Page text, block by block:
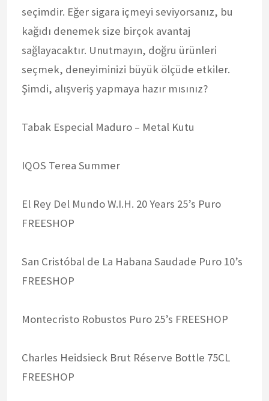
seçimdir. Eğer sigara içmeyi seviyorsanız, bu
kağıdı denemek size birçok avantaj
sağlayacaktır. Unutmayın, doğru ürünleri
seçmek, deneyiminizi büyük ölçüde etkiler.
Şimdi, alışveriş yapmaya hazır mısınız?
Tabak Especial Maduro – Metal Kutu
IQOS Terea Summer
El Rey Del Mundo W.I.H. 20 Years 25’s Puro
FREESHOP
San Cristóbal de La Habana Saudade Puro 10’s
FREESHOP
Montecristo Robustos Puro 25’s FREESHOP
Charles Heidsieck Brut Réserve Bottle 75CL
FREESHOP